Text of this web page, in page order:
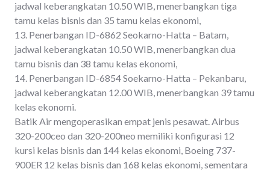
jadwal keberangkatan 10.50 WIB, menerbangkan tiga
tamu kelas bisnis dan 35 tamu kelas ekonomi,
13. Penerbangan ID-6862 Seokarno-Hatta – Batam,
jadwal keberangkatan 10.50 WIB, menerbangkan dua
tamu bisnis dan 38 tamu kelas ekonomi,
14. Penerbangan ID-6854 Soekarno-Hatta – Pekanbaru,
jadwal keberangkatan 12.00 WIB, menerbangkan 39 tamu
kelas ekonomi.
Batik Air mengoperasikan empat jenis pesawat. Airbus
320-200ceo dan 320-200neo memiliki konfigurasi 12
kursi kelas bisnis dan 144 kelas ekonomi, Boeing 737-
900ER 12 kelas bisnis dan 168 kelas ekonomi, sementara